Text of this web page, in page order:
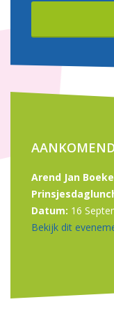
Arend Jan
Datum: 16
Bekijk dit